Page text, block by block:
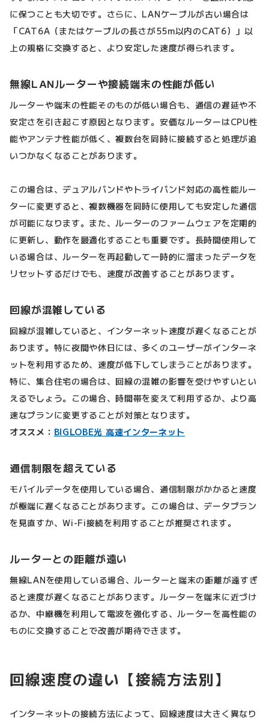
に保つことも大切です。さらに、LANケーブルが古い場合は
「CAT6A（またはケーブルの長さが55m以内のCAT6）」以
上の規格に交換すると、より安定した速度が得られます。
無線LANルーターや接続端末の性能が低い
ルーターや端末の性能そのものが低い場合も、通信の遅延や不
安定さを引き起こす原因となります。安価なルーターはCPU性
能やアンテナ性能が低く、複数台を同時に接続すると処理が追
いつかなくなることがあります。
この場合は、デュアルバンドやトライバンド対応の高性能ルー
ターに変更すると、複数機器を同時に使用しても安定した通信
が可能になります。また、ルーターのファームウェアを定期的
に更新し、動作を最適化することも重要です。長時間使用して
いる場合は、ルーターを再起動して一時的に溜まったデータを
リセットするだけでも、速度が改善することがあります。
回線が混雑している
回線が混雑していると、インターネット速度が遅くなることが
あります。特に夜間や休日には、多くのユーザーがインターネ
ットを利用するため、速度が低下してしまうことがあります。
特に、集合住宅の場合は、回線の混雑の影響を受けやすいとい
えるでしょう。この場合、時間帯を変えて利用するか、より高
速なプランに変更することが対策となります。
オススメ： BIGLOBE光 高速インターネット
通信制限を超えている
モバイルデータを使用している場合、通信制限がかかると速度
が極端に遅くなることがあります。この場合は、データプラン
を見直すか、Wi-Fi接続を利用することが推奨されます。
ルーターとの距離が遠い
無線LANを使用している場合、ルーターと端末の距離が遠すぎ
ると速度が遅くなることがあります。ルーターを端末に近づけ
るか、中継機を利用して電波を強化する、ルーターを高性能の
ものに交換することで改善が期待できます。
回線速度の違い【接続方法別】
インターネットの接続方法によって、回線速度は大きく異なり